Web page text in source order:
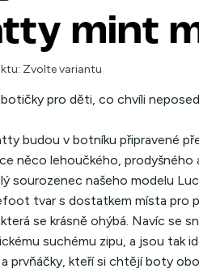
mint
Zvolte variantu
pro děti, co chvíli
budou v botníku připravené
něco lehoučkého, prodyšného
sourozenec našeho modelu
tvar s dostatkem místa pro
se krásně ohýbá. Navíc se
suchému zipu, a jsou tak
a prvňáčky, kteří si chtějí boty